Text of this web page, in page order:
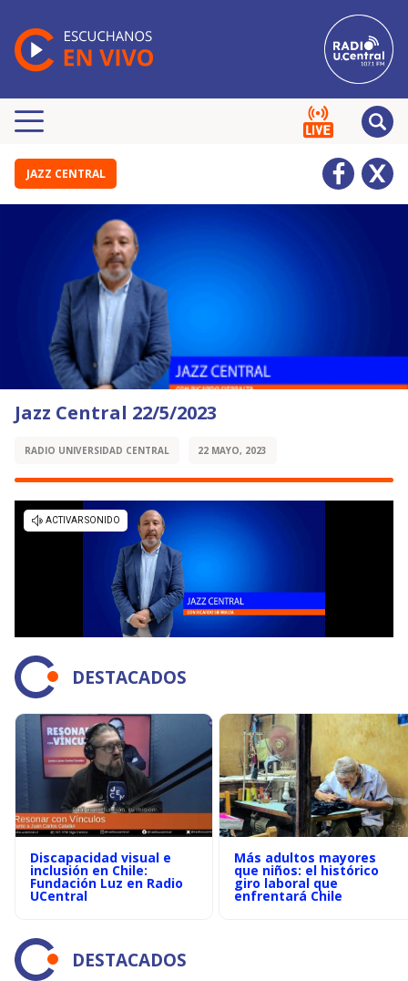
JAZZ CENTRAL
Jazz Central 22/5/2023
RADIO UNIVERSIDAD CENTRAL 22 MAYO, 2023
DESTACADOS
Discapacidad visual e
inclusión en Chile:
Fundación Luz en Radio
UCentral
Más adultos mayores
que niños: el histórico
giro laboral que
enfrentará Chile
DESTACADOS